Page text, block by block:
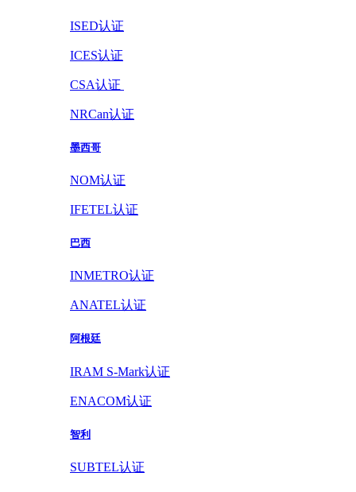
ISED认证
ICES认证
CSA认证
NRCan认证
墨西哥
NOM认证
IFETEL认证
巴西
INMETRO认证
ANATEL认证
阿根廷
IRAM S-Mark认证
ENACOM认证
智利
SUBTEL认证